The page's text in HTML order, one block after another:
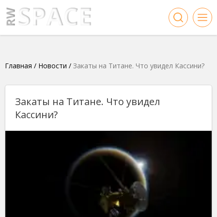
Главная / Новости / Закаты на Титане. Что увидел Кассини?
Закаты на Титане. Что увидел
Кассини?